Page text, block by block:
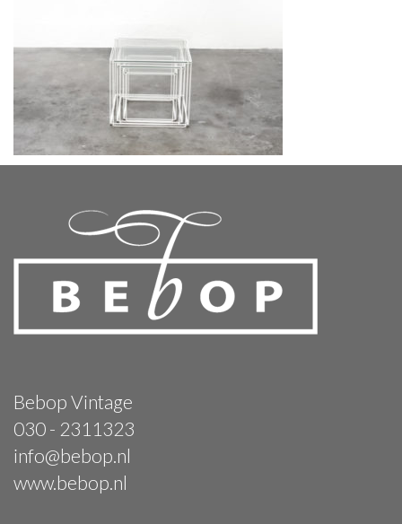
Bebop Vintage
030 - 2311323
info@bebop.nl
www.bebop.nl